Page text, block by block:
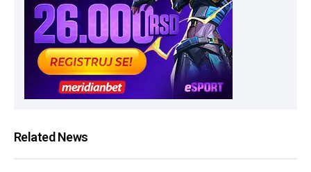
Related News